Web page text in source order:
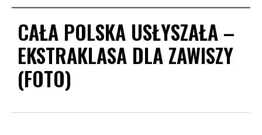
CAŁA POLSKA USŁYSZAŁA –
EKSTRAKLASA DLA ZAWISZY
(FOTO)